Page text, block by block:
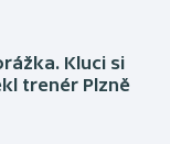
Kluci si
trenér Plzně